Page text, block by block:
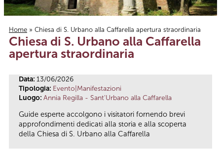
Tu sei qui
Home » Chiesa di S. Urbano alla Caffarella apertura straordinaria
Chiesa di S. Urbano alla Caffarella
apertura straordinaria
Data: 13/06/2026
Tipologia: Evento|Manifestazioni
Luogo: Annia Regilla - Sant'Urbano alla Caffarella
Guide esperte accolgono i visitatori fornendo brevi
approfondimenti dedicati alla storia e alla scoperta
della Chiesa di S. Urbano alla Caffarella